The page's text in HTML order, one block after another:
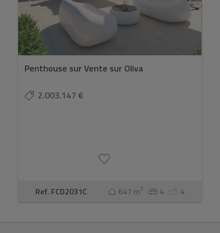
Penthouse sur Vente sur Oliva
2.003.147 €
Ref. FCD2031C 647 m2 4 4